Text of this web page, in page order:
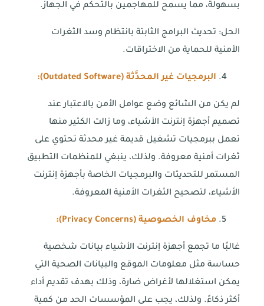
بسهولة، مما يسمح للمهاجمين بالتحكم في الجهاز.
الحل: تحديث البرامج الثابتة بانتظام وسد الثغرات
الأمنية للحماية من الاختراقات.
البرمجيات غير المحدَّثة (Outdated Software
):
لم يكن من الشائع وضع عوامل الأمن بالاعتبار عند
تصميم أجهزة إنترنت الأشياء، وما زالت الكثير منها
تعمل ببرمجيات تشغيل قديمة غير محدثة تحتوي على
ثغرات أمنية معروفة. ولذلك، ينبغي للمنظمات التطبيق
المستمر للتحديثات والبرمجيات الخاصة بأجهزة إنترنت
الأشياء، لتصحيح الثغرات الأمنية المعروفة.
مخاوف الخصوصية (Privacy Concerns
):
غالبًا ما تجمع أجهزة إنترنت الأشياء بيانات شخصية
حساسة مثل معلومات الموقع والبيانات الصحية التي
يمكن استغلالها لأغراض ضارة، وذلك بهدف تقديم أداء
أكثر ذكاءً. ولذلك، يجب على المؤسسات الحد من كمية